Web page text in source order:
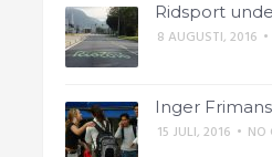
Ridsport
8 AUGUSTI, 2016 •
Inger
15 JULI, 2016 • NO